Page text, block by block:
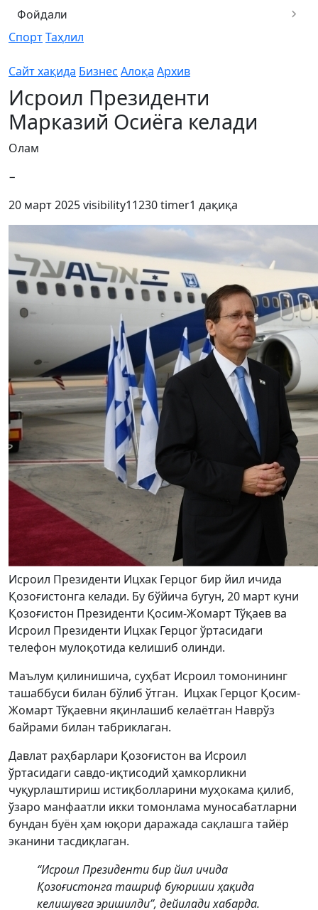
Фойдали
СпортТаҳлил
Сайт хақида Бизнес Алоқа Архив
Исроил Президенти
Марказий Осиёга келади
Олам
−
20 март 2025visibility11230timer1 дақиқа
Исроил Президенти Ицхак Герцог бир йил ичида
Қозоғистонга келади. Бу бўйича бугун, 20 март куни
Қозоғистон Президенти Қосим-Жомарт Тўқаев ва
Исроил Президенти Ицхак Герцог ўртасидаги
телефон мулоқотида келишиб олинди.
Маълум қилинишича, суҳбат Исроил томонининг
ташаббуси билан бўлиб ўтган. Ицхак Герцог Қосим-
Жомарт Тўқаевни яқинлашиб келаётган Наврўз
байрами билан табриклаган.
Давлат раҳбарлари Қозоғистон ва Исроил
ўртасидаги савдо-иқтисодий ҳамкорликни
чуқурлаштириш истиқболларини муҳокама қилиб,
ўзаро манфаатли икки томонлама муносабатларни
бундан буён ҳам юқори даражада сақлашга тайёр
эканини тасдиқлаган.
“Исроил Президенти бир йил ичида
Қозоғистонга ташриф буюриши ҳақида
келишувга эришилди”, дейилади хабарда.